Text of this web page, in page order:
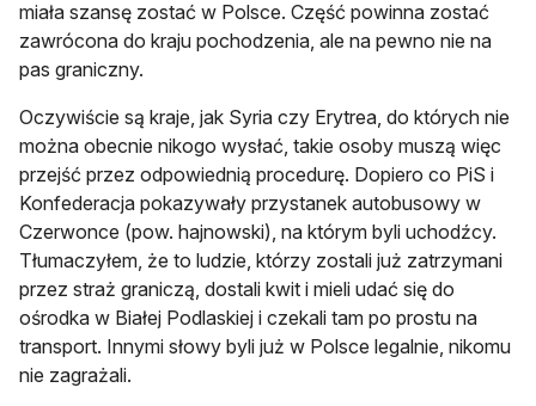
miała szansę zostać w Polsce. Część powinna zostać
zawrócona do kraju pochodzenia, ale na pewno nie na
pas graniczny.
Oczywiście są kraje, jak Syria czy Erytrea, do których nie
można obecnie nikogo wysłać, takie osoby muszą więc
przejść przez odpowiednią procedurę. Dopiero co PiS i
Konfederacja pokazywały przystanek autobusowy w
Czerwonce (pow. hajnowski), na którym byli uchodźcy.
Tłumaczyłem, że to ludzie, którzy zostali już zatrzymani
przez straż graniczą, dostali kwit i mieli udać się do
ośrodka w Białej Podlaskiej i czekali tam po prostu na
transport. Innymi słowy byli już w Polsce legalnie, nikomu
nie zagrażali.